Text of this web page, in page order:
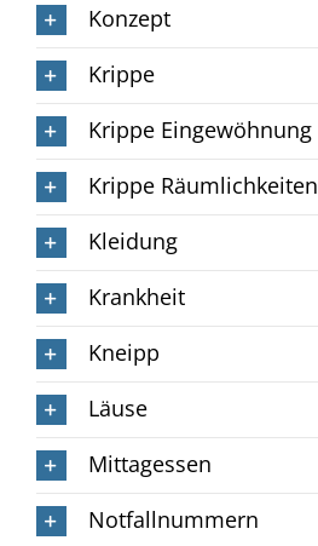
Konzept
Krippe
Krippe Eingewöhnung
Krippe Räumlichkeiten
Kleidung
Krankheit
Kneipp
Läuse
Mittagessen
Notfallnummern